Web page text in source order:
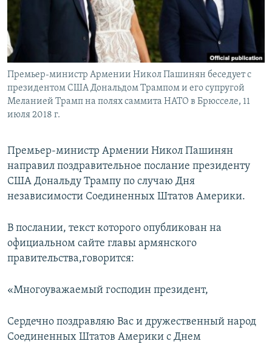
Հայերեն
English
Русский
Все сайты Радио Азатутюн
Премьер-министр Армении Никол Пашинян беседует с
президентом США Дональдом Трампом и его супругой
Меланией Трамп на полях саммита НАТО в Брюсселе, 11
июля 2018 г.
Премьер-министр Армении Никол Пашинян
направил поздравительное послание президенту
США Дональду Трампу по случаю Дня
независимости Соединенных Штатов Америки.
В послании, текст которого опубликован на
официальном сайте главы армянского
правительства,говорится:
«Многоуважаемый господин президент,
Сердечно поздравляю Вас и дружественный народ
Соединенных Штатов Америки с Днем